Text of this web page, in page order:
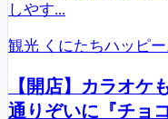
しやす...
観光 くにたちハッピ
【開店】カラオケ
通りぞいに『チョ